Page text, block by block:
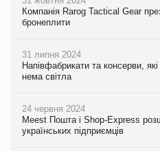
Компанія Rarog Tactical Gear
бронеплити
31 липня 2024
Напівфабрикати та консерви,
нема світла
24 червня 2024
Meest Пошта і Shop-Express
українських підприємців